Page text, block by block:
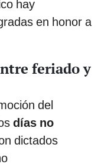
hay
en honor a
feriado y
del
días no
dictados